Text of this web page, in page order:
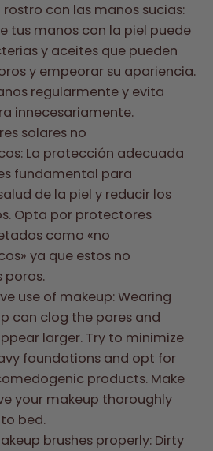
con las manos sucias:
tus manos con la piel puede
y aceites que pueden
y empeorar su apariencia.
regularmente y evita
innecesariamente.
solares no
La protección adecuada
fundamental para
de la piel y reducir los
Opta por protectores
como «no
ya que estos no
poros.
use of makeup: Wearing
can clog the pores and
larger. Try to minimize
foundations and opt for
products. Make
your makeup thoroughly
bed.
brushes properly: Dirty